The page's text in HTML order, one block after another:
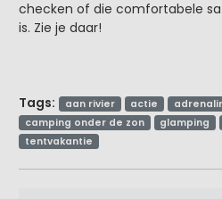
checken of die comfortabele
is. Zie je daar!
Tags: aan rivier actie
camping onder de zon
glamping
tentvakantie